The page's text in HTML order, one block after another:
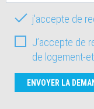
j'accepte de
J’accepte de
de logement-
ENVOYER LA